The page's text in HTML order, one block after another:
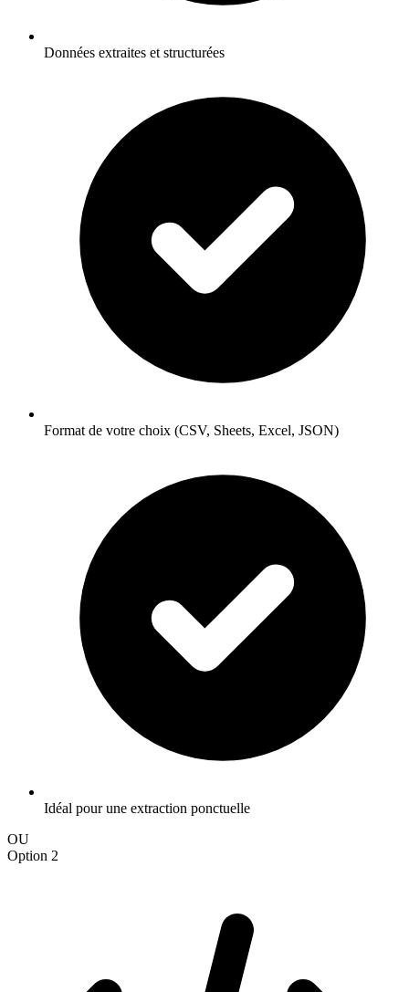
Données extraites et structurées
Format de votre choix (CSV, Sheets, Excel, JSON)
Idéal pour une extraction ponctuelle
OU
Option 2